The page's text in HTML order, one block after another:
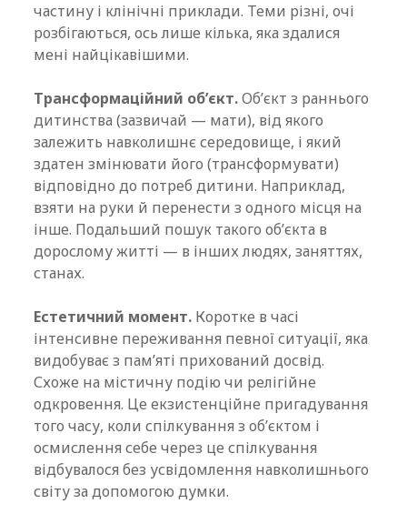
частину і клінічні приклади. Теми різні, очі
розбігаються, ось лише кілька, яка здалися
мені найцікавішими.
Трансформаційний об’єкт.Об’єкт з раннього
дитинства (зазвичай — мати), від якого
залежить навколишнє середовище, і який
здатен змінювати його (трансформувати)
відповідно до потреб дитини. Наприклад,
взяти на руки й перенести з одного місця на
інше. Подальший пошук такого об’єкта в
дорослому житті — в інших людях, заняттях,
станах.
Естетичний момент. Коротке в часі
інтенсивне переживання певної ситуації, яка
видобуває з пам’яті прихований досвід.
Схоже на містичну подію чи релігійне
одкровення. Це екзистенційне пригадування
того часу, коли спілкування з об’єктом і
осмислення себе через це спілкування
відбувалося без усвідомлення навколишнього
світу за допомогою думки.